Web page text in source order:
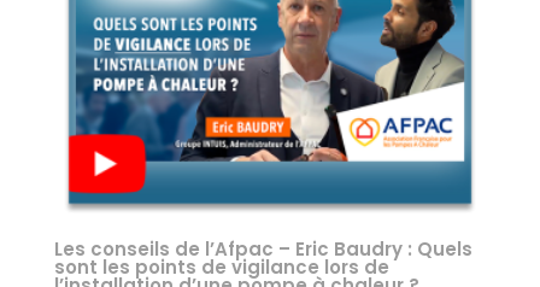
Les conseils de l’Afpac – Eric Baudry : Quels
sont les points de vigilance lors de